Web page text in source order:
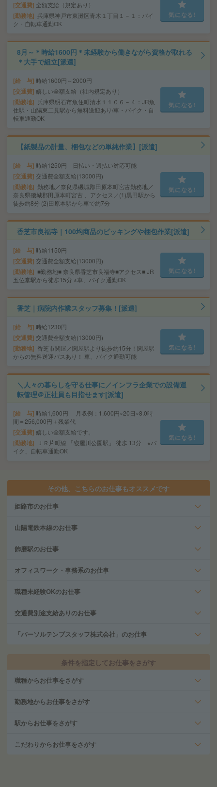
交通費 全額支給（規定あり）
勤務地 兵庫県神戸市東灘区青木１丁目１－１：バイ
ク・自転車通勤OK
気になる!
8月～＊時給1600円＊未経験から働きながら資格が取れる
＊大手で組立[派遣]
給 与 時給1600円～2000円
交通費 嬉しい全額支給（社内規定あり）
勤務地 兵庫県明石市魚住町清水１１０６－４：JR魚
住駅・山陽東二見駅から無料送迎あり/車・バイク・自
転車通勤OK
気になる!
【紙製品の計量、梱包などの単純作業】[派遣]
給 与 時給1250円 日払い・週払い対応可能
交通費 交通費全額支給(13000円)
勤務地 勤務地／奈良県磯城郡田原本町宮古勤務地／
奈良県磯城郡田原本町宮古 、アクセス／(1)黒田駅から
徒歩約8分 (2)田原本駅から車で約7分
気になる!
香芝市良福寺｜100均商品のピッキングや梱包作業[派遣]
給 与 時給1150円
交通費 交通費全額支給(13000円)
勤務地
■勤務地■ 奈良県香芝市良福寺■アクセス■ JR
五位堂駅から徒歩15分 ※車、バイク通勤OK
気になる!
香芝｜病院内作業スタッフ募集！[派遣]
給 与 時給1230円
交通費 交通費全額支給(13000円)
勤務地 香芝市関屋／関屋駅より徒歩約15分！関屋駅
からの無料送迎バスあり！ 車、バイク通勤可能
気になる!
＼人々の暮らしを守る仕事に／インフラ企業での設備運
転管理＠正社員も目指せます[派遣]
給 与 時給1,600円 月収例：1,600円×20日×8.0時
間＝256,000円＋残業代
交通費 嬉しい全額支給です。
勤務地
ＪＲ片町線 「寝屋川公園駅」 徒歩 13分 ※バ
イク、自転車通勤OK
気になる!
その他、こちらのお仕事もオススメです
姫路市のお仕事
山陽電鉄本線のお仕事
飾磨駅のお仕事
オフィスワーク・事務系のお仕事
職種未経験OKのお仕事
交通費別途支給ありのお仕事
「パーソルテンプスタッフ株式会社」のお仕事
条件を指定してお仕事をさがす
職種からお仕事をさがす
勤務地からお仕事をさがす
駅からお仕事をさがす
こだわりからお仕事をさがす